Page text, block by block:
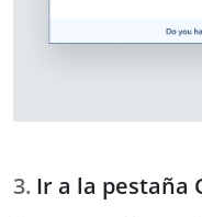
Ir a la pestaña